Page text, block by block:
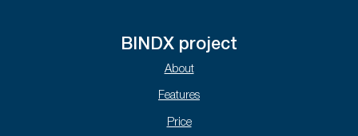
BINDX project
About
Features
Price